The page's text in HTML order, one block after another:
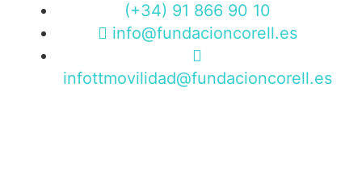
(+34) 91 866 90 10
info@fundacioncorell.es
infottmovilidad@fundacioncorell.es